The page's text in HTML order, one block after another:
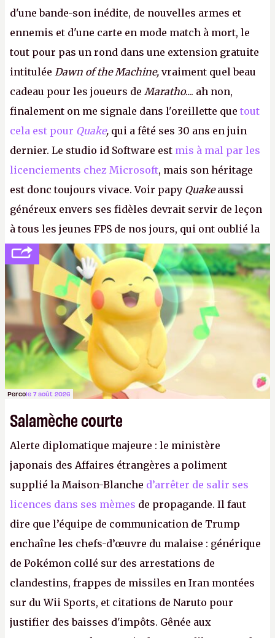
d'une bande-son inédite, de nouvelles armes et
ennemis et d'une carte en mode match à mort, le
tout pour pas un rond dans une extension gratuite
intitulée Dawn of the Machine, vraiment quel beau
cadeau pour les joueurs de Maratho.... ah non,
finalement on me signale dans l'oreillette que tout
cela est pour Quake, qui a fêté ses 30 ans en juin
dernier. Le studio id Software est mis à mal par les
licenciements chez Microsoft, mais son héritage
est donc toujours vivace. Voir papy Quakeaussi
généreux envers ses fidèles devrait servir de leçon
à tous les jeunes FPS de nos jours, qui ont oublié la
politesse et le respect envers leurs joueurs et les
anciens. Il leur faudrait une bonne guerre des
consoles à ces petits cons !
Percole 7 août 2026
Salamèche courte
Alerte diplomatique majeure : le ministère
japonais des Affaires étrangères a poliment
supplié la Maison-Blanche d’arrêter de salir ses
licences dans ses mèmes de propagande. Il faut
dire que l’équipe de communication de Trump
enchaîne les chefs-d’œuvre du malaise : générique
de Pokémon collé sur des arrestations de
clandestins, frappes de missiles en Iran montées
sur du Wii Sports, et citations de Naruto pour
justifier des baisses d'impôts. Gênée aux